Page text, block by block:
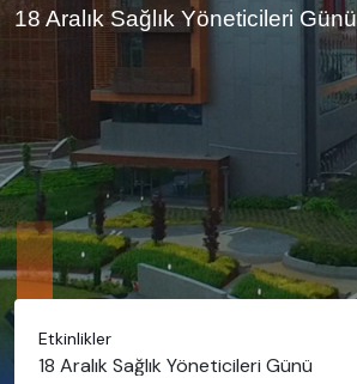
18 Aralık Sağlık Yöneticileri Günü
Etkinlikler
18 Aralık Sağlık Yöneticileri Günü